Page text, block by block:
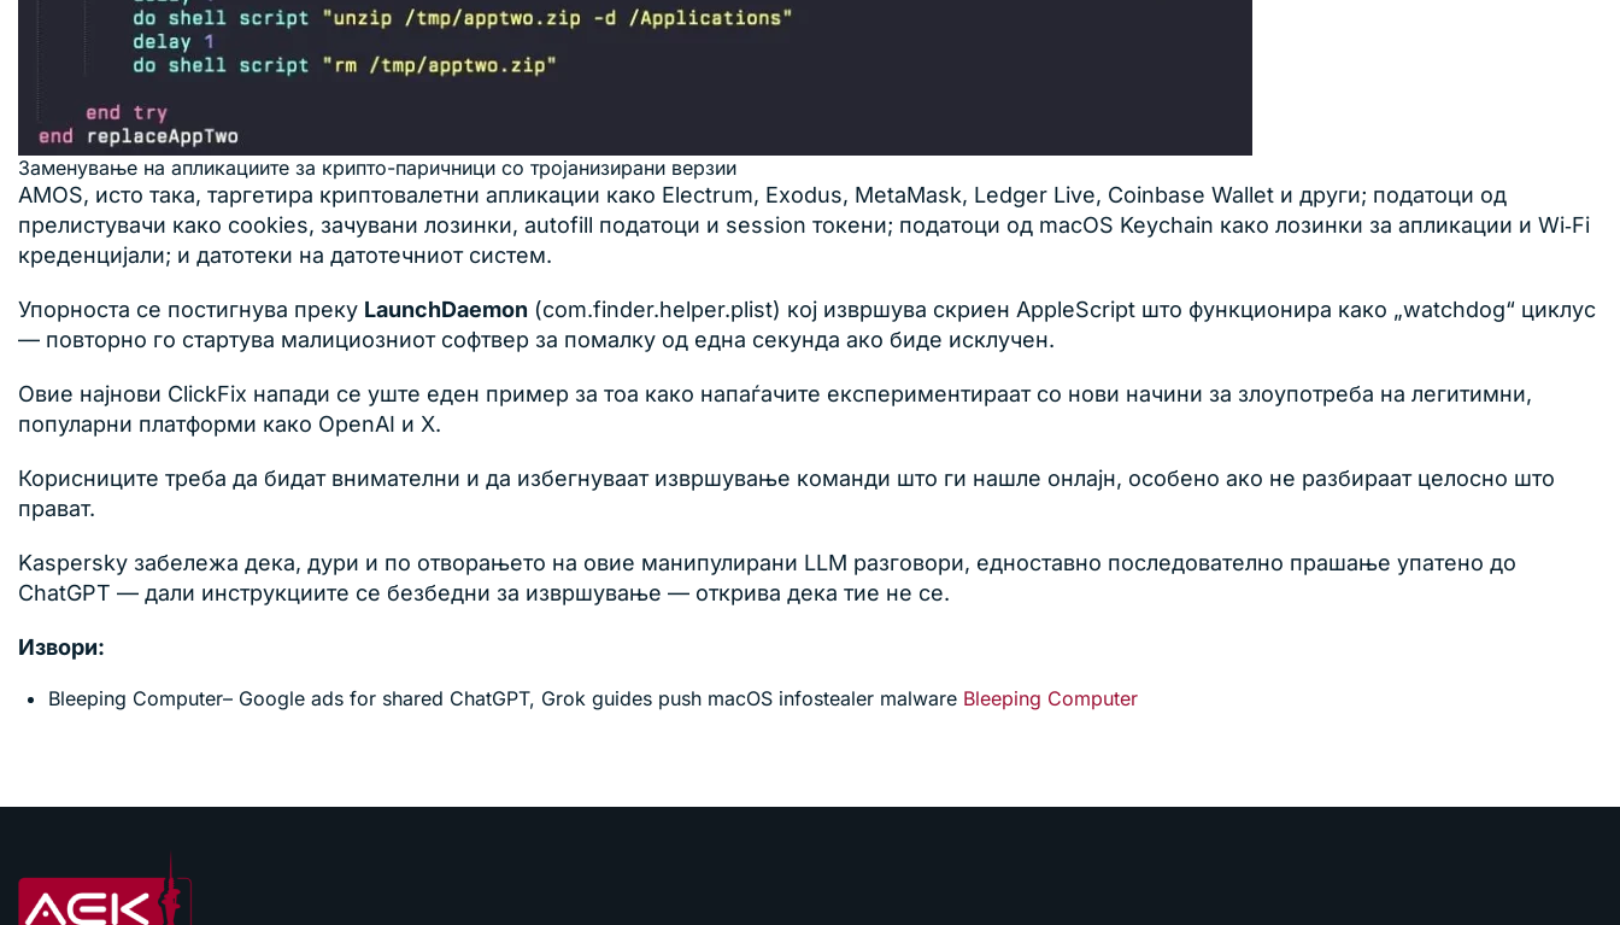
Заменување на апликациите за крипто-паричници со тројанизирани верзии
AMOS, исто така, таргетира криптовалетни апликации како Electrum, Exodus, MetaMask, Ledger Live, Coinbase Wallet и други; податоци од
прелистувачи како cookies, зачувани лозинки, autofill податоци и session токени; податоци од macOS Keychain како лозинки за апликации и Wi‑Fi
креденцијали; и датотеки на датотечниот систем.
Упорноста се постигнува преку LaunchDaemon (com.finder.helper.plist) кој извршува скриен AppleScript што функционира како „watchdog“ циклус
— повторно го стартува малициозниот софтвер за помалку од една секунда ако биде исклучен.
Овие најнови ClickFix напади се уште еден пример за тоа како напаѓачите експериментираат со нови начини за злоупотреба на легитимни,
популарни платформи како OpenAI и X.
Корисниците треба да бидат внимателни и да избегнуваат извршување команди што ги нашле онлајн, особено ако не разбираат целосно што
прават.
Kaspersky забележа дека, дури и по отворањето на овие манипулирани LLM разговори, едноставно последователно прашање упатено до
ChatGPT — дали инструкциите се безбедни за извршување — открива дека тие не се.
Извори:
Bleeping Computer– Google ads for shared ChatGPT, Grok guides push macOS infostealer malware Bleeping Computer